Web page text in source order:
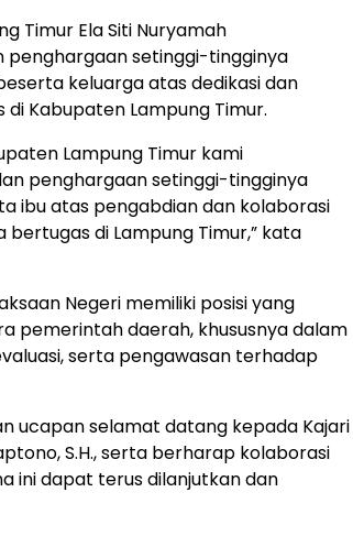
Timur Ela Siti Nuryamah
penghargaan setinggi-tingginya
keluarga atas dedikasi dan
Kabupaten Lampung Timur.
Lampung Timur kami
penghargaan setinggi-tingginya
ibu atas pengabdian dan kolaborasi
di Lampung Timur,” kata
Negeri memiliki posisi yang
pemerintah daerah, khususnya dalam
serta pengawasan terhadap
ucapan selamat datang kepada Kajari
S.H., serta berharap kolaborasi
ini dapat terus dilanjutkan dan